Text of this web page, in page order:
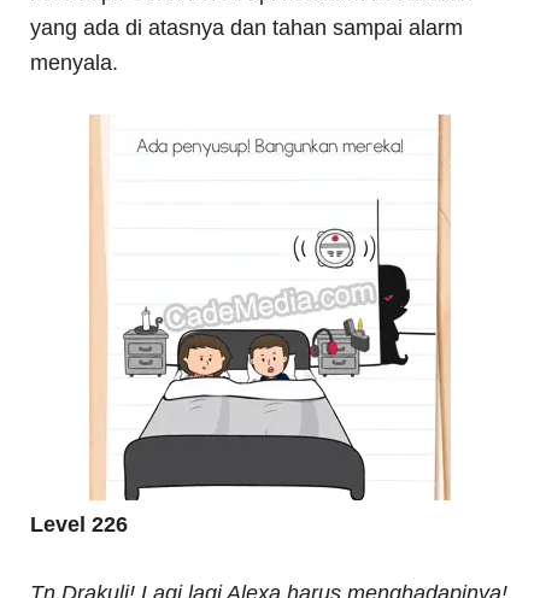
yang ada di atasnya dan tahan sampai alarm
menyala.
Level 226